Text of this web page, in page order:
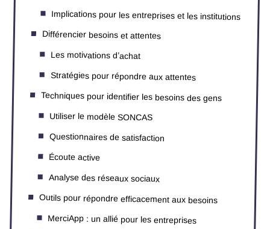
Implications pour les entreprises et les institutions
Différencier besoins et attentes
Les motivations d’achat
Stratégies pour répondre aux attentes
Techniques pour identifier les besoins des gens
Utiliser le modèle SONCAS
Questionnaires de satisfaction
Écoute active
Analyse des réseaux sociaux
Outils pour répondre efficacement aux besoins
MerciApp : un allié pour les entreprises